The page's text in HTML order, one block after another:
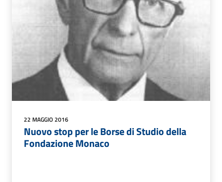
22 MAGGIO 2016
Nuovo stop per le Borse di Studio della
Fondazione Monaco